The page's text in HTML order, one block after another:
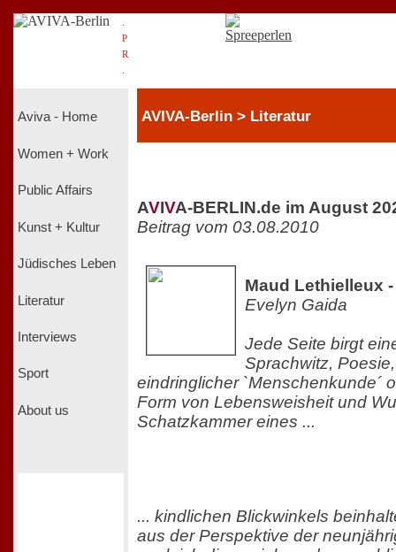
P
R
Aviva - Home
Women + Work
Public Affairs
Kunst + Kultur
Jüdisches Leben
Literatur
Interviews
Sport
About us
AVIVA-Berlin > Literatur
AVIVA-BERLIN.de im August
Beitrag vom 03.08.2010
Maud Lethielleux
Evelyn Gaida
Jede Seite birgt
Sprachwitz,
eindringlicher `Menschenkunde´
Form von Lebensweisheit und
Schatzkammer eines ...
... kindlichen Blickwinkels
aus der Perspektive der